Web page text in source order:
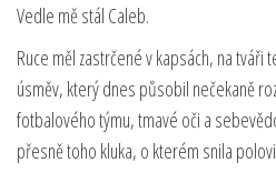
Vedle mě stál Caleb.
Ruce měl zastrčené v kapsách, na
úsměv, který dnes působil nečekaně
fotbalového týmu, tmavé oči a
přesně toho kluka, o kterém snila